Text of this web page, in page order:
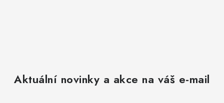
Aktuální novinky a akce na váš e-mail